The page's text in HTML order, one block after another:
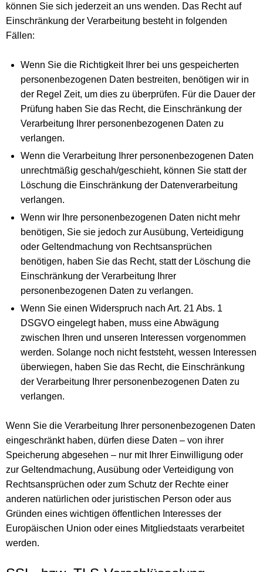
können Sie sich jederzeit an uns wenden. Das Recht auf
Einschränkung der Verarbeitung besteht in folgenden
Fällen:
Wenn Sie die Richtigkeit Ihrer bei uns gespeicherten
personenbezogenen Daten bestreiten, benötigen wir in
der Regel Zeit, um dies zu überprüfen. Für die Dauer der
Prüfung haben Sie das Recht, die Einschränkung der
Verarbeitung Ihrer personenbezogenen Daten zu
verlangen.
Wenn die Verarbeitung Ihrer personenbezogenen Daten
unrechtmäßig geschah/geschieht, können Sie statt der
Löschung die Einschränkung der Datenverarbeitung
verlangen.
Wenn wir Ihre personenbezogenen Daten nicht mehr
benötigen, Sie sie jedoch zur Ausübung, Verteidigung
oder Geltendmachung von Rechtsansprüchen
benötigen, haben Sie das Recht, statt der Löschung die
Einschränkung der Verarbeitung Ihrer
personenbezogenen Daten zu verlangen.
Wenn Sie einen Widerspruch nach Art. 21 Abs. 1
DSGVO eingelegt haben, muss eine Abwägung
zwischen Ihren und unseren Interessen vorgenommen
werden. Solange noch nicht feststeht, wessen Interessen
überwiegen, haben Sie das Recht, die Einschränkung
der Verarbeitung Ihrer personenbezogenen Daten zu
verlangen.
Wenn Sie die Verarbeitung Ihrer personenbezogenen Daten
eingeschränkt haben, dürfen diese Daten – von ihrer
Speicherung abgesehen – nur mit Ihrer Einwilligung oder
zur Geltendmachung, Ausübung oder Verteidigung von
Rechtsansprüchen oder zum Schutz der Rechte einer
anderen natürlichen oder juristischen Person oder aus
Gründen eines wichtigen öffentlichen Interesses der
Europäischen Union oder eines Mitgliedstaats verarbeitet
werden.